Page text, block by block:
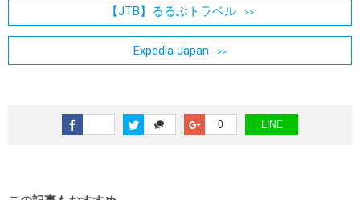
【JTB】るるぶトラベル
Expedia Japan
0 LINE